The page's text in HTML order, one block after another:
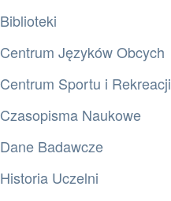
Biblioteki
Centrum Języków Obcych
Centrum Sportu i Rekreacji
Czasopisma Naukowe
Dane Badawcze
Historia Uczelni